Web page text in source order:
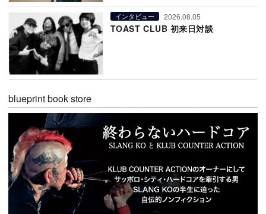
インタビュー 2026.08.05
TOAST CLUB 初来日対談
blueprint book store